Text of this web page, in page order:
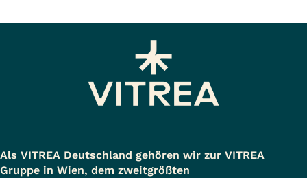
Als VITREA Deutschland gehören wir zur VITREA
Gruppe in Wien, dem zweitgrößten